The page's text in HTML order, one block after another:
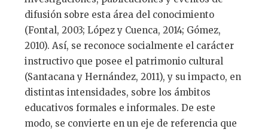
difusión sobre esta área del conocimiento
(Fontal, 2003; López y Cuenca, 2014; Gómez,
2010). Así, se reconoce socialmente el carácter
instructivo que posee el patrimonio cultural
(Santacana y Hernández, 2011), y su impacto, en
distintas intensidades, sobre los ámbitos
educativos formales e informales. De este
modo, se convierte en un eje de referencia que